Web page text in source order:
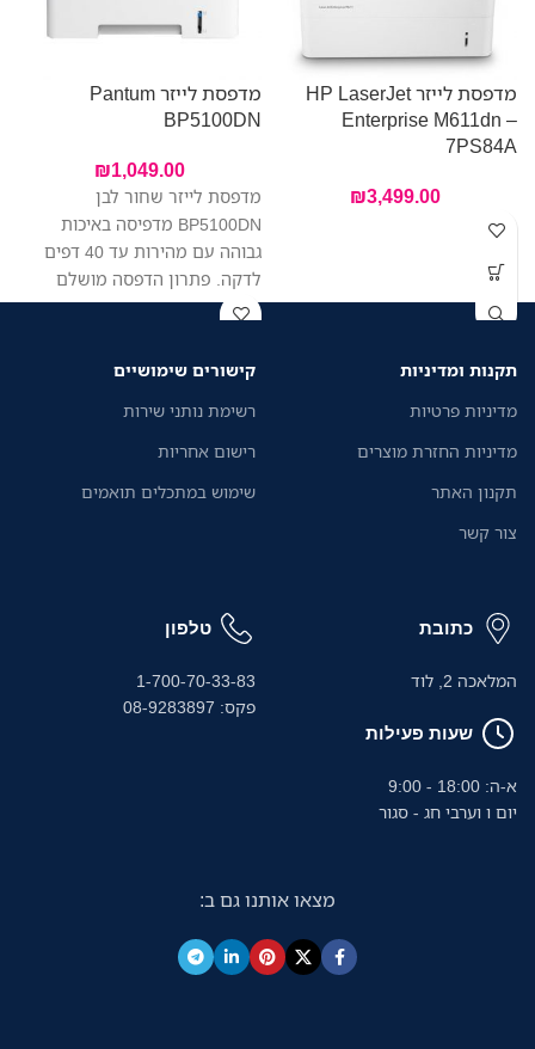
מדפסת לייזר HP LaserJet
Enterprise M611dn –
7PS84A
₪3,499.00
מדפסת לייזר Pantum
BP5100DN
₪1,049.00
מדפסת לייזר שחור לבן
BP5100DN מדפיסה באיכות
גבוהה עם מהירות עד 40 דפים
לדקה. פתרון הדפסה מושלם
לעסקים קטנים וגדולים.
תקנות ומדיניות
מדיניות פרטיות
מדיניות החזרת מוצרים
תקנון האתר
צור קשר
קישורים שימושיים
רשימת נותני שירות
רישום אחריות
שימוש במתכלים תואמים
כתובת
המלאכה 2, לוד
שעות פעילות
א-ה: 18:00 - 9:00
יום ו וערבי חג - סגור
טלפון
1-700-70-33-83
פקס: 08-9283897
מצאו אותנו גם ב: